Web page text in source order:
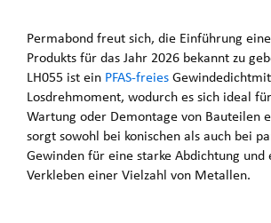
Permabond freut sich, die Einführung
Produkts für das Jahr 2026 bekannt zu
LH055 ist ein PFAS-freies
Losdrehmoment, wodurch es sich ideal
Wartung oder Demontage von Bauteilen
sorgt sowohl bei konischen als auch bei
Gewinden für eine starke Abdichtung und
Verkleben einer Vielzahl von Metallen.